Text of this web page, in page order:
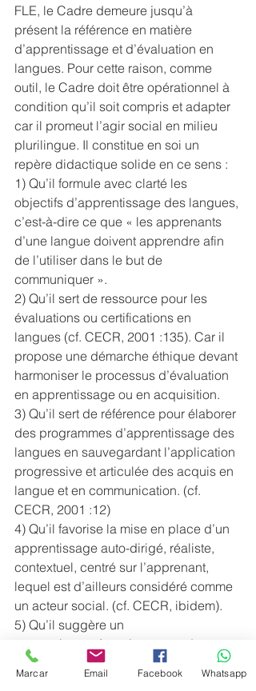
FLE, le Cadre demeure jusqu’à
présent la référence en matière
d’apprentissage et d’évaluation en
langues. Pour cette raison, comme
outil, le Cadre doit être opérationnel à
condition qu’il soit compris et adapter
car il promeut l’agir social en milieu
plurilingue. Il constitue en soi un
repère didactique solide en ce sens :
1) Qu’il formule avec clarté les
objectifs d’apprentissage des langues,
c’est-à-dire ce que « les apprenants
d’une langue doivent apprendre afin
de l’utiliser dans le but de
communiquer ».
2) Qu’il sert de ressource pour les
évaluations ou certifications en
langues (cf. CECR, 2001 :135). Car il
propose une démarche éthique devant
harmoniser le processus d’évaluation
en apprentissage ou en acquisition.
3) Qu’il sert de référence pour élaborer
des programmes d’apprentissage des
langues en sauvegardant l’application
progressive et articulée des acquis en
langue et en communication. (cf.
CECR, 2001 :12)
4) Qu’il favorise la mise en place d’un
apprentissage auto-dirigé, réaliste,
contextuel, centré sur l’apprenant,
lequel est d’ailleurs considéré comme
un acteur social. (cf. CECR, ibidem).
5) Qu’il suggère un
apprentissage/enseignement des
langues basé sur les compétences
générales (savoir, aptitudes et savoir-
Marcar Email Facebook Whatsapp